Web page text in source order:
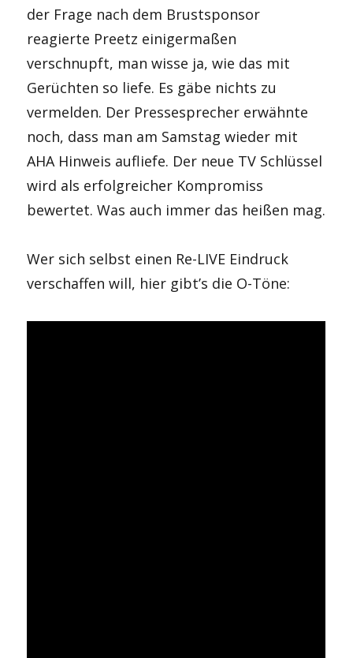
der Frage nach dem Brustsponsor
reagierte Preetz einigermaßen
verschnupft, man wisse ja, wie das mit
Gerüchten so liefe. Es gäbe nichts zu
vermelden. Der Pressesprecher erwähnte
noch, dass man am Samstag wieder mit
AHA Hinweis aufliefe. Der neue TV Schlüssel
wird als erfolgreicher Kompromiss
bewertet. Was auch immer das heißen mag.
Wer sich selbst einen Re-LIVE Eindruck
verschaffen will, hier gibt’s die O-Töne: